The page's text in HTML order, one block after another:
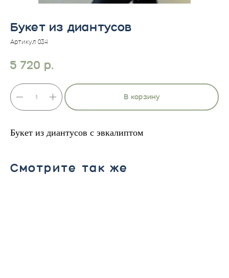
Букет из диантусов
Артикул: 034
5 720 р.
В корзину
Букет из диантусов c эвкалиптом
Смотрите так же